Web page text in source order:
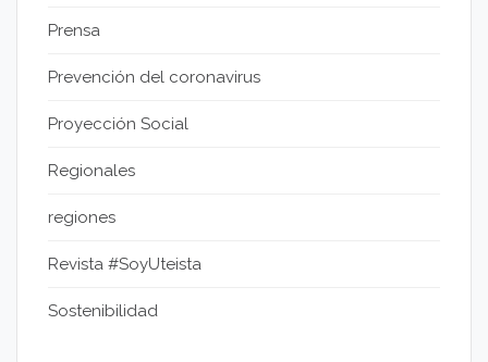
Prensa
Prevención del coronavirus
Proyección Social
Regionales
regiones
Revista #SoyUteista
Sostenibilidad